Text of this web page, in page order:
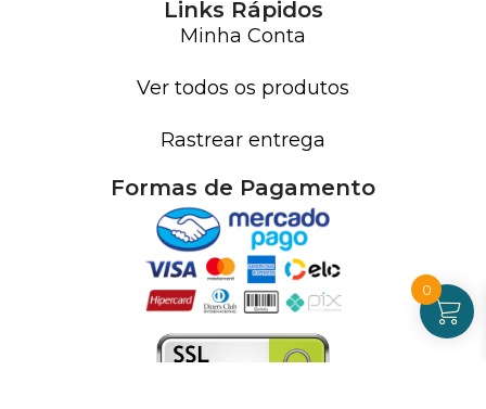
Links Rápidos
Minha Conta
Ver todos os produtos
Rastrear entrega
Formas de Pagamento
0